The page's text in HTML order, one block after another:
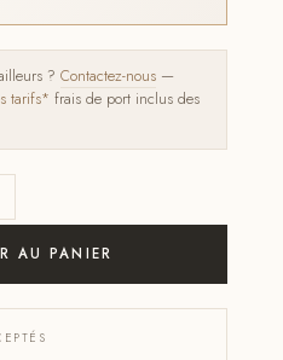
?Contactez-nous —
tarifs* frais de port inclus des
AU PANIER